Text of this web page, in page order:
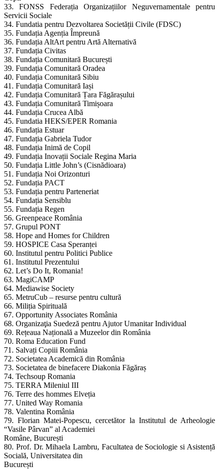
33. FONSS Federația Organizațiilor Neguvernamentale pentru
Servicii Sociale
34. Fundatia pentru Dezvoltarea Societății Civile (FDSC)
35. Fundația Agenția Împreună
36. Fundația AltArt pentru Artă Alternativă
37. Fundația Civitas
38. Fundația Comunitară București
39. Fundația Comunitară Oradea
40. Fundația Comunitară Sibiu
41. Fundația Comunitară Iași
42. Fundația Comunitară Țara Făgărașului
43. Fundația Comunitară Timișoara
44. Fundația Crucea Albă
45. Fundatia HEKS/EPER Romania
46. Fundația Estuar
47. Fundația Gabriela Tudor
48. Fundația Inimă de Copil
49. Fundația Inovații Sociale Regina Maria
50. Fundația Little John’s (Cisnădioara)
51. Fundația Noi Orizonturi
52. Fundația PACT
53. Fundația pentru Parteneriat
54. Fundația Sensiblu
55. Fundația Regen
56. Greenpeace România
57. Grupul PONT
58. Hope and Homes for Children
59. HOSPICE Casa Speranței
60. Institutul pentru Politici Publice
61. Institutul Prezentului
62. Let’s Do It, Romania!
63. MagiCAMP
64. Mediawise Society
65. MetruCub – resurse pentru cultură
66. Miliția Spirituală
67. Opportunity Associates România
68. Organizaţia Suedeză pentru Ajutor Umanitar Individual
69. Rețeaua Națională a Muzeelor din România
70. Roma Education Fund
71. Salvați Copiii România
72. Societatea Academică din România
73. Societatea de binefacere Diakonia Făgăraș
74. Techsoup Romania
75. TERRA Mileniul III
76. Terre des hommes Elveția
77. United Way Romania
78. Valentina România
79. Florian Matei-Popescu, cercetător la Institutul de Arheologie
“Vasile Pârvan” al Academiei
Române, București
80. Prof. Dr. Mihaela Lambru, Facultatea de Sociologie si Asistență
Socială, Universitatea din
București